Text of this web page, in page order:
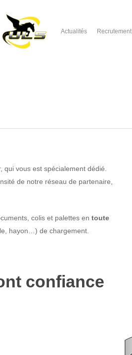
Actualités Recrutement
qui vous est spécialement dédié.
de notre réseau de partenaire,
colis et palettes en toute
hayon…) de chargement.
confiance